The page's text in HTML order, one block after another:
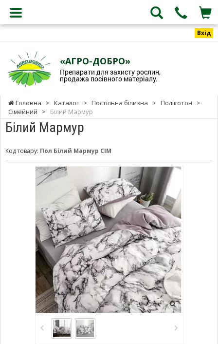
Вхід
«АГРО-ДОБРО»
Препарати для захисту рослин,
продажа посівного матеріалу.
Головна > Каталог > Постільна білизна > Полікотон
>
Сімейний
> Білий Мармур
Білий Мармур
Код товару: Пол Білий Мармур СІМ